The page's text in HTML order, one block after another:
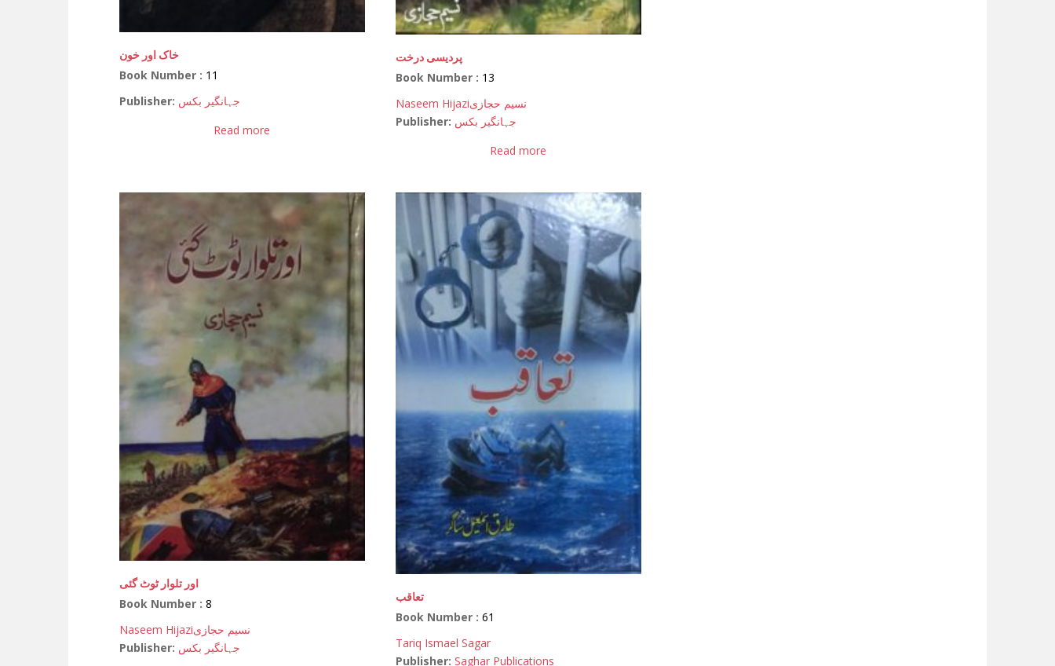
خاک اور خون
Book Number : 11
Publisher: جہانگیر بکس
Read more
پردیسی درخت
Book Number : 13
Naseem Hijaziنسیم حجازی
Publisher: جہانگیر بکس
Read more
اور تلوار ٹوٹ گئی
Book Number : 8
Naseem Hijaziنسیم حجازی
Publisher: جہانگیر بکس
تعاقب
Book Number :61
Tariq Ismael Sagar
Publisher: Saghar Publications